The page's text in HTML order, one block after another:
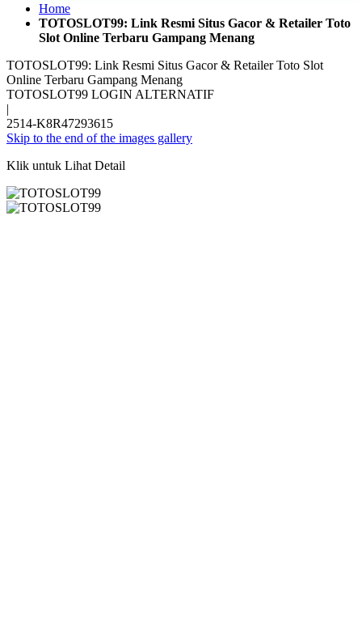
Home
TOTOSLOT99: Link Resmi Situs Gacor & Retailer Toto
Slot Online Terbaru Gampang Menang
TOTOSLOT99: Link Resmi Situs Gacor & Retailer Toto Slot
Online Terbaru Gampang Menang
TOTOSLOT99 LOGIN ALTERNATIF
|
2514-K8R47293615
Skip to the end of the images gallery
Klik untuk Lihat Detail